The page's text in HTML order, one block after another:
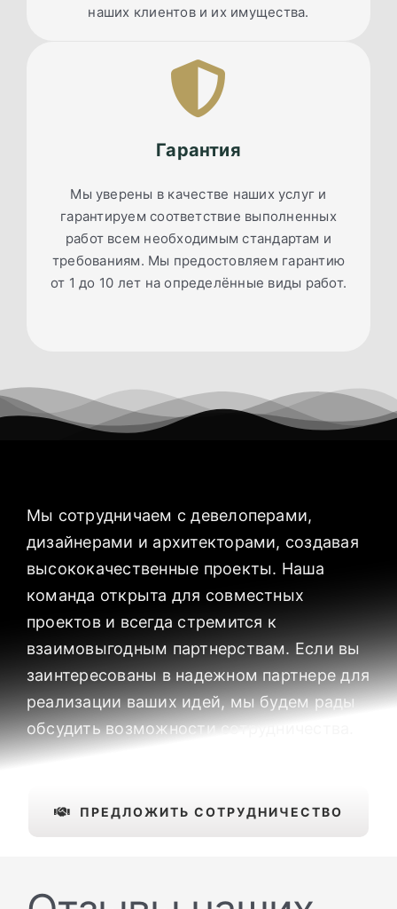
наших клиентов и их имущества.
Гарантия
Мы уверены в качестве наших услуг и
гарантируем соответствие выполненных
работ всем необходимым стандартам и
требованиям. Мы предостовляем гарантию
от 1 до 10 лет на определённые виды работ.
Мы сотрудничаем с девелоперами,
дизайнерами и архитекторами, создавая
высококачественные проекты. Наша
команда открыта для совместных
проектов и всегда стремится к
взаимовыгодным партнерствам. Если вы
заинтересованы в надежном партнере для
реализации ваших идей, мы будем рады
обсудить возможности сотрудничества.
ПРЕДЛОЖИТЬ СОТРУДНИЧЕСТВО